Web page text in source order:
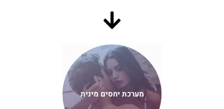
מערכת יחסים מינית